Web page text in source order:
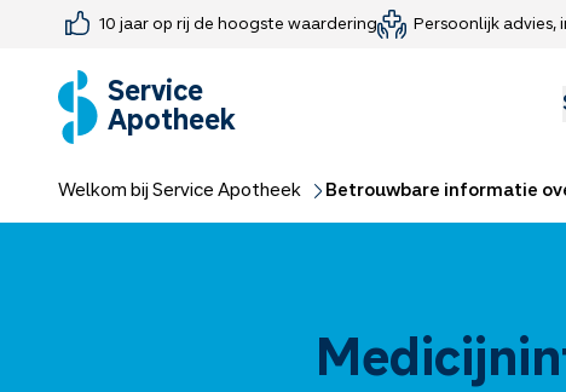
10 jaar op rij de hoogste waardering Persoonlijk advies,
Service
Apotheek
Farmaceutisch consult
Medicijn-APK
Jouw
Medicijnen
Welkom bij Service Apotheek Betrouwbare informatie